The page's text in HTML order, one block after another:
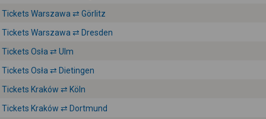
Tickets Warszawa ⇄ Görlitz
Tickets Warszawa ⇄ Dresden
Tickets Osła ⇄ Ulm
Tickets Osła ⇄ Dietingen
Tickets Kraków ⇄ Köln
Tickets Kraków ⇄ Dortmund